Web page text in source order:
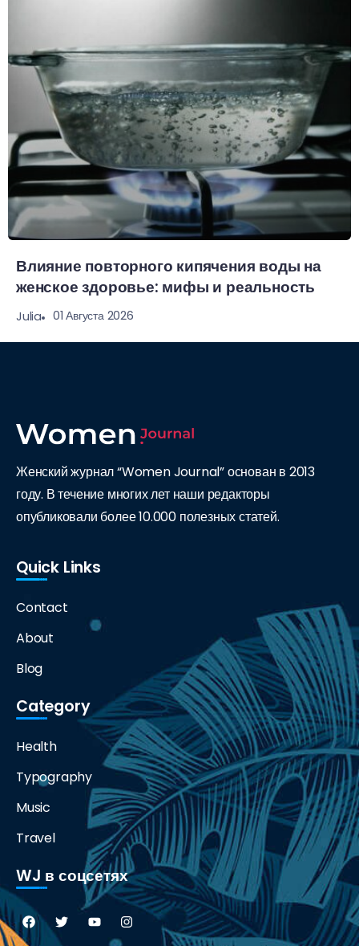
Влияние повторного кипячения воды на
женское здоровье: мифы и реальность
Julia 01 Августа 2026
Женский журнал “Women Journal” основан в 2013
году. В течение многих лет наши редакторы
опубликовали более 10.000 полезных статей.
Quick Links
Contact
About
Blog
Category
Health
Typography
Music
Travel
WJ в соцсетях